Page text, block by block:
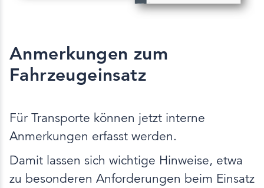
Anmerkungen zum
Fahrzeugeinsatz
Für Transporte können jetzt interne
Anmerkungen erfasst werden.
Damit lassen sich wichtige Hinweise, etwa
zu besonderen Anforderungen beim Einsatz